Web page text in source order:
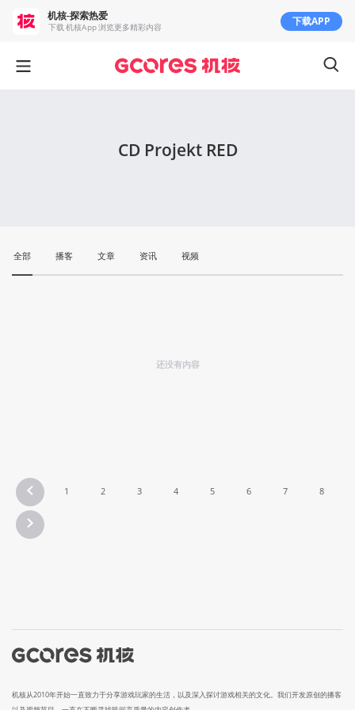
CD Projekt RED
全部 播客 文章 资讯 视频
还没有内容
1 2 3 4 5 6 7 8
机核从2010年开始一直致力于分享游戏玩家的生活，以及深入探讨游戏相关的文化。我们开发原创的播客
机核-探索热爱
下载 机核App 浏览更多精彩内容 下载APP